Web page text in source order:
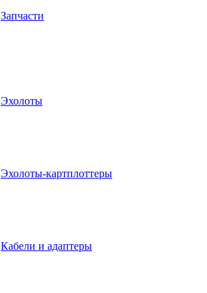
Запчасти
Эхолоты
Эхолоты-картплоттеры
Кабели и адаптеры